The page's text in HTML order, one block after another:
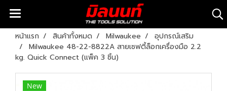
หน้าแรก สินค้าทั้งหมด Milwaukee
อุปกรณ์เสริม
Milwaukee 48-22-8822A สายเซฟตี้ล็อกเครื่องมือ 2.2
kg. Quick Connect (แพ็ค 3 ชิ้น)
New